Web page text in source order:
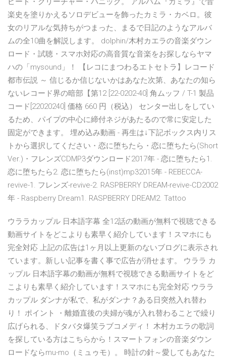
楽史を塗りかえるソロデビューを飾ったカミラ・カベロ。彼
女のリアルな気持ちがつまった、まるで日記のようなアルバ
ムの全10曲を解説します。 dolphin/木村カエラの音楽ダウン
ロード・試聴・スマホ対応の高音質な音楽をお探しならヤマ
ハの「mysound」！ 【レコにまつわるエトセトラ】レコード
都市伝説 ～ 信じるか信じないかはあなた次第、あなたの知ら
ないレコード界の暗部【第12 [22-0202-40] 角ムッフ / T-1 製品
コード[22020240] 価格 660 円（税込） センター出しをしてい
るため、パイプの中心に締付ネジがあたるので常に安定した
固定ができます。 埋め込み動画 - 再生は↓下記ボックス内リス
トから選択してください・恋に堕ちたら・恋に堕ちたら(Short
Ver.)・フレンズCDMP3ダウンロード2017年 - 恋に堕ちたら1.
恋に堕ちたら2. 恋に堕ちたら(inst)mp32015年 - REBECCA-
revive-1. フレンズ-revive-2. RASPBERRY DREAM-revive-CD2002
年 - Raspberry Dream1. RASPBERRY DREAM2. Tattoo
ウララカップル 日本語字幕 全12話の動画が無料で視聴できる
動画サイトをどこよりも素早く紹介しています！スマホにも
完全対応 上記の広告は1ヶ月以上更新のないブログに表示され
ています。新しい記事を書く事で広告が消せます。 ウララ カ
ップル 日本語字幕の動画が無料で視聴できる動画サイトをど
こよりも素早く紹介しています！スマホにも完全対応 ウララ
カップル ダンナが私で、私がダンナ？ある日突然入れ替わ
り！ ポイント ・離婚直後の夫婦が魂が入れ替わることで繰り
広げられる、ドタバタ爆笑ラブコメディ！ 木村カエラの歌詞
を探している方はこちらから！スマートフォンの音楽ダウン
ロードならmu-mo（ミュゥモ）。 時計の針～愛してもあなた